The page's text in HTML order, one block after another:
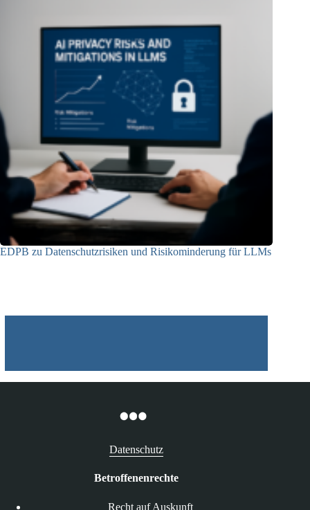
EDPB zu Datenschutzrisiken und Risikominderung für LLMs
Datenschutz
Betroffenenrechte
Recht auf Auskunft